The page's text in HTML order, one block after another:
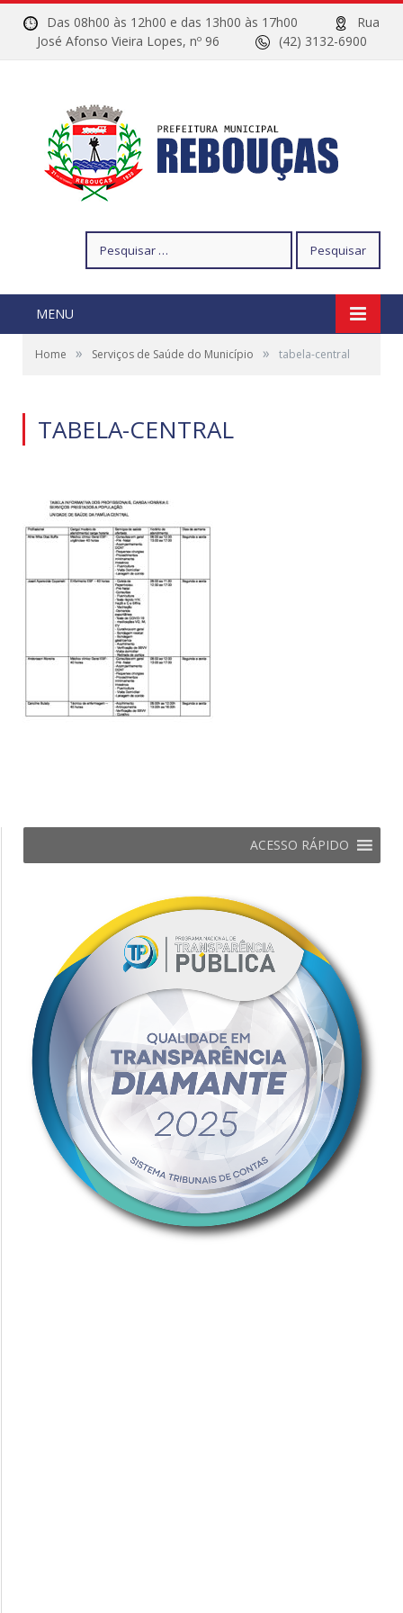
Das 08h00 às 12h00 e das 13h00 às 17h00
Rua
José Afonso Vieira Lopes, nº 96
(42) 3132-6900
por:
MENU
Home » Serviços de Saúde do Município » tabela-central
TABELA-CENTRAL
ACESSO RÁPIDO